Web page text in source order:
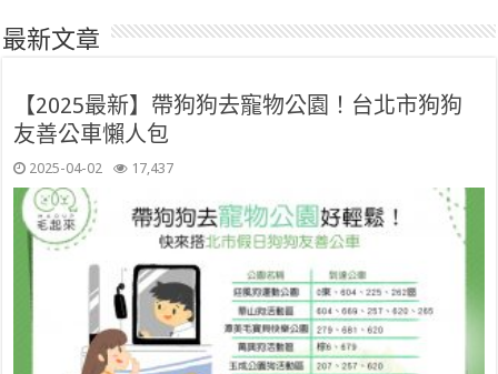
最新文章
【2025最新】帶狗狗去寵物公園！台北市狗狗
友善公車懶人包
2025-04-02 17,437